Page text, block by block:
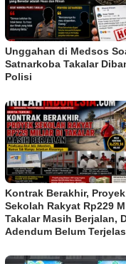
Unggahan di Medsos
Satnarkoba Takalar
Polisi
Kontrak Berakhir, Proyek
Sekolah Rakyat Rp229
Takalar Masih Berjalan,
Adendum Belum